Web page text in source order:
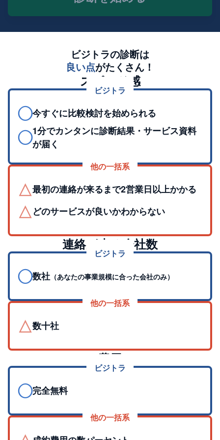
ビジトラの診断は
良い点がたくさん！
スピード感
ビジトラ
◯今すぐに比較検討を始められる
◯1分でカンタンに診断結果・サービス資料
が届く
他の一括系
△最初の連絡が来るまで2営業日以上かかる
△どのサービスが良いかわからない
連絡が来る会社数
ビジトラ
◯数社 （あなたの事業規模に合った会社のみ）
他の一括系
△数十社
費用
ビジトラ
◯完全無料
他の一括系